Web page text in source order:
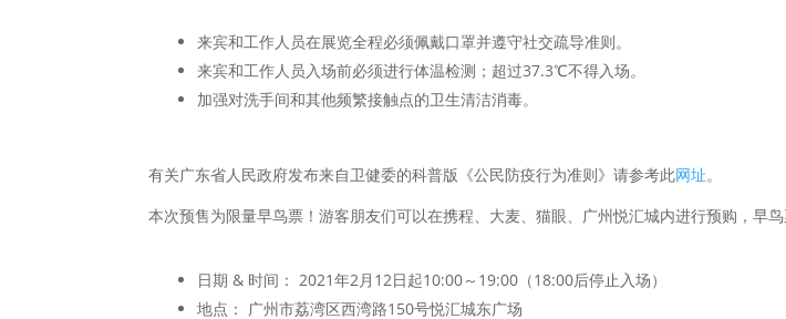
来宾和工作人员在展览全程必须佩戴口罩并遵守社交疏导准则。
来宾和工作人员入场前必须进行体温检测；超过37.3℃不得入场。
加强对洗手间和其他频繁接触点的卫生清洁消毒。
有关广东省人民政府发布来自卫健委的科普版《公民防疫行为准则》请参考此网址。
本次预售为限量早鸟票！游客朋友们可以在携程、大麦、猫眼、广州悦汇城内进行预购，早
日期 & 时间： 2021年2月12日起10:00～19:00（18:00后停止入场）
地点： 广州市荔湾区西湾路150号悦汇城东广场